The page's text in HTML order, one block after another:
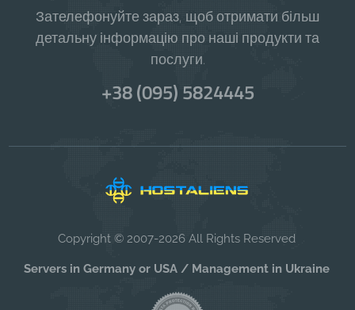
Зателефонуйте зараз, щоб отримати більш
детальну інформацію про наші продукти та
послуги.
+38 (095) 5824445
Copyright © 2007-2026 All Rights Reserved
Servers in Germany or USA / Management in Ukraine